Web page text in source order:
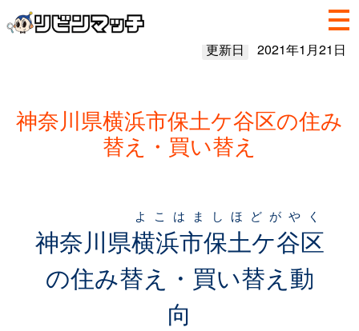
更新日 2021年1月21日
神奈川県横浜市保土ケ谷区の住み
替え・買い替え
神奈川県横浜市保土ケ谷区
よこはましほどがやく
の住み替え・買い替え動
向